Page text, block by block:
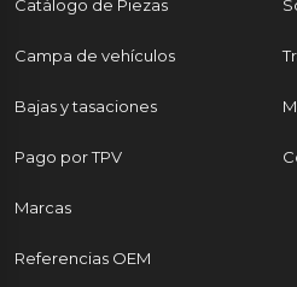
Catálogo de Piezas
Campa de vehículos
Bajas y tasaciones
Pago por TPV
Marcas
Referencias OEM